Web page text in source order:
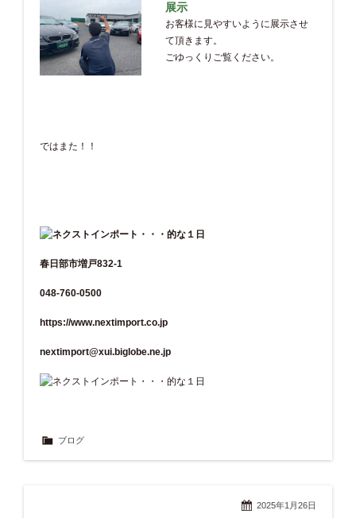
展示
お客様に見やすいように展示させ
て頂きます。
ごゆっくりご覧ください。
ではまた！！
春日部市増戸832-1
048-760-0500
https://www.nextimport.co.jp
nextimport@xui.biglobe.ne.jp
ブログ
2025年1月26日